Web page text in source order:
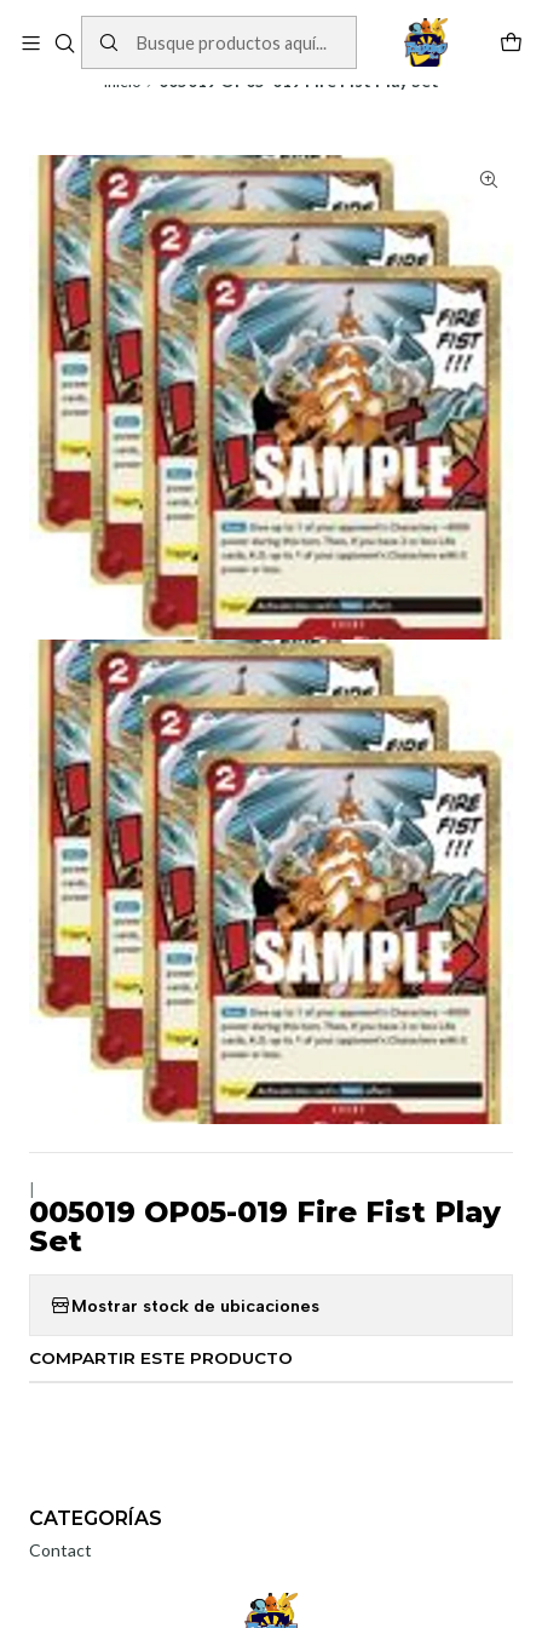
Inicio 005019 OP05-019 Fire Fist Play Set
005019 OP05-019 Fire Fist Play
Set
Mostrar stock de ubicaciones
COMPARTIR ESTE PRODUCTO
CATEGORÍAS
Contact